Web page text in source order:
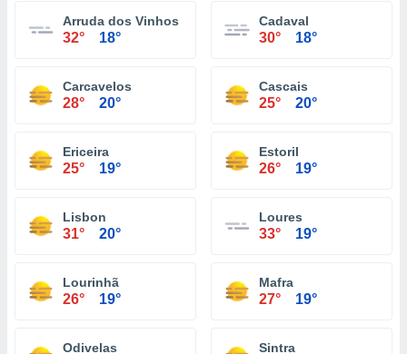
Arruda dos Vinhos
32° 18°
Cadaval
30° 18°
Carcavelos
28° 20°
Cascais
25° 20°
Ericeira
25° 19°
Estoril
26° 19°
Lisbon
31° 20°
Loures
33° 19°
Lourinhã
26° 19°
Mafra
27° 19°
Odivelas Sintra